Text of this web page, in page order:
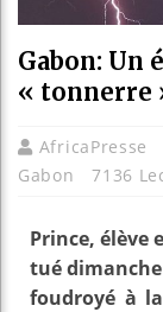
Gabon: Un
« tonnerre
AfricaPresse
Gabon
7136
Prince, élève
tué
foudroyé à